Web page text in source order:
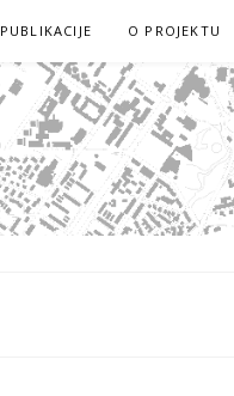
PUBLIKACIJE O PROJEKTU